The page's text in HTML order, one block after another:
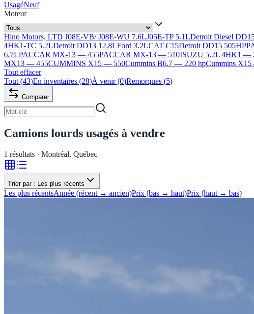
UsagéNeuf
Moteur
Hino Motors, LTD J08E-VB/ J08E-WU 7.6LJ05E-TP 5.1LDetroit Diesel
4HK1-TC 5.2LDetroit DD13 12.8LFord 3.2LCAT C15Detroit DD15 505HP
6.7LPACCAR MX-13 — 455PACCAR MX-13 — 510ISUZU 5.2L 4HK1 —
MX13 — 455CUMMINS X15 — 550Cummins B6.7 — 220 hpCummins X15
Tout effacer
Tout (43)En inventaires (28)À venir (0)Remorques (5)
Comparer
Camions lourds usagés à vendre
1 résultats · Montréal, Québec
Trier par : Les plus récents
Les plus récentsAnnée (récent → ancien)Prix (bas → haut)Prix (haut → bas)